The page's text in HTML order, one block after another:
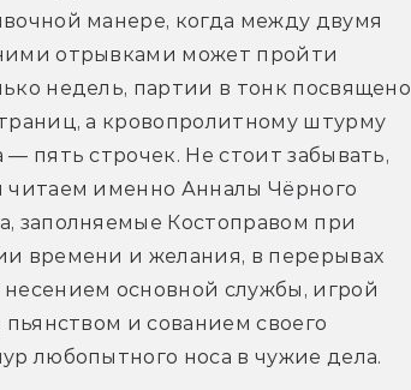
манере, когда между двумя
отрывками может пройти
недель, партии в тонк посвящено
а кровопролитному штурму
— пять строчек. Не стоит забывать,
читаем именно Анналы Чёрного
заполняемые Костоправом при
времени и желания, в перерывах
основной службы, игрой
пьянством и сованием своего
любопытного носа в чужие дела.